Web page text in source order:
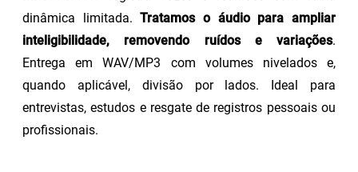
dinâmica limitada.Tratamos o áudio para ampliar
inteligibilidade, removendo ruídos e variações.
Entrega em WAV/MP3 com volumes nivelados e,
quando aplicável, divisão por lados. Ideal para
entrevistas, estudos e resgate de registros pessoais ou
profissionais.